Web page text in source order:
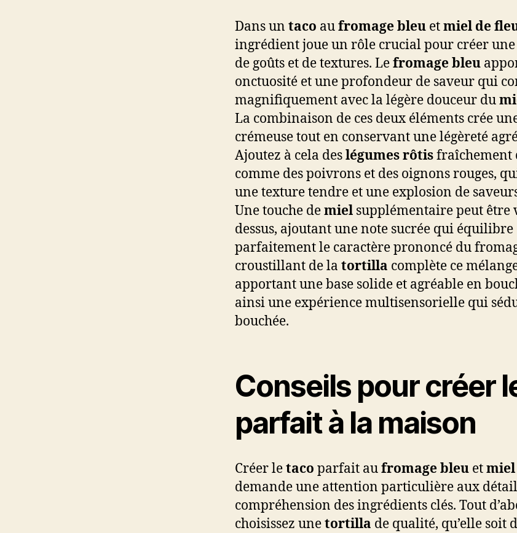
Dans un taco aufromage bleu etmiel de
ingrédient joue un rôle crucial pour créer
de goûts et de textures. Lefromage bleu
onctuosité et une profondeur de saveur qui
magnifiquement avec la légère douceur du
La combinaison de ces deux éléments crée
crémeuse tout en conservant une légèreté
Ajoutez à cela deslégumes rôtisfraîchement
comme des poivrons et des oignons rouges,
une texture tendre et une explosion de
Une touche demiel supplémentaire peut être
dessus, ajoutant une note sucrée qui équilibre
parfaitement le caractère prononcé du
croustillant de la tortilla complète ce
apportant une base solide et agréable en
ainsi une expérience multisensorielle qui
bouchée.
Conseils pour créer
parfait à la maison
Créer letaco parfait aufromage bleu et
demande une attention particulière aux
compréhension des ingrédients clés. Tout
choisissez unetortilla de qualité, qu’elle soit